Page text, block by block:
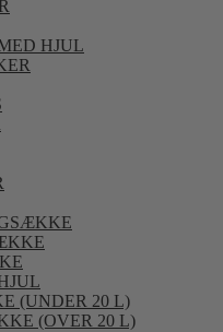
HJUL
(UNDER 20 L)
(OVER 20 L)